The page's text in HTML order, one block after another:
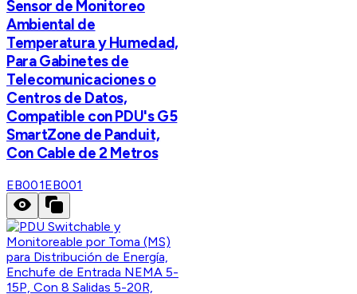
Sensor de Monitoreo
Ambiental de
Temperatura y Humedad,
Para Gabinetes de
Telecomunicaciones o
Centros de Datos,
Compatible con PDU's G5
SmartZone de Panduit,
Con Cable de 2 Metros
EB001EB001